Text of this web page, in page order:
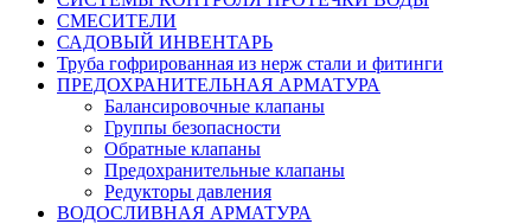
СМЕСИТЕЛИ
САДОВЫЙ ИНВЕНТАРЬ
Труба гофрированная из нерж стали и фитинги
ПРЕДОХРАНИТЕЛЬНАЯ АРМАТУРА
Балансировочные клапаны
Группы безопасности
Обратные клапаны
Предохранительные клапаны
Редукторы давления
ВОДОСЛИВНАЯ АРМАТУРА